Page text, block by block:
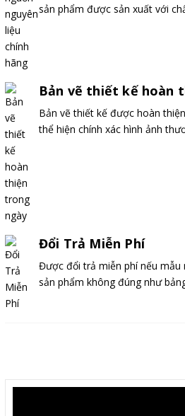
sản phẩm được sản xuất với
Bản vẽ thiết kế hoàn
Bản vẽ thiết kế được hoàn
thể hiện chính xác hình ảnh
Đổi Trả Miễn Phí
Được đổi trả miễn phí nếu mẫu
sản phẩm không đúng như